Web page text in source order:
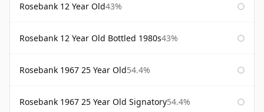
Rosebank 12 Year Old43%
Rosebank 12 Year Old Bottled 1980s43%
Rosebank 1967 25 Year Old54.4%
Rosebank 1967 25 Year Old Signatory54.4%